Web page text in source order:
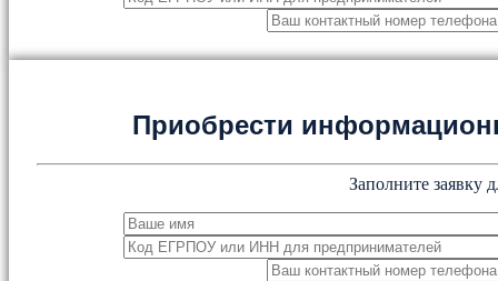
Приобрести
Заполните заявку